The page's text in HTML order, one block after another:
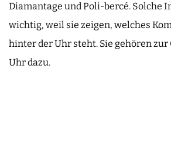
Diamantage und Poli-bercé. Solche
wichtig, weil sie zeigen, welches
hinter der Uhr steht. Sie gehören
Uhr dazu.